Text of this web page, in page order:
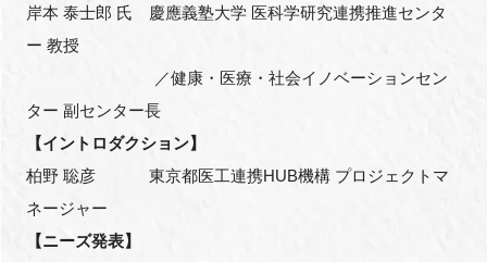
岸本 泰士郎 氏 慶應義塾大学 医科学研究連携推進センタ
ー 教授
／健康・医療・社会イノベーションセン
ター 副センター長
【イントロダクション】
柏野 聡彦 東京都医工連携HUB機構 プロジェクトマ
ネージャー
【ニーズ発表】